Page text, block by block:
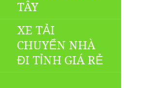
TÂY
XE TẢI
CHUYỂN NHÀ
ĐI TỈNH GIÁ RẺ